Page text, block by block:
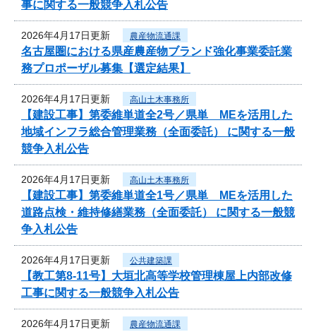
事に関する一般競争入札公告
2026年4月17日更新 農産物流通課
名古屋圏における県産農産物ブランド強化事業委託業
務プロポーザル募集【選定結果】
2026年4月17日更新 高山土木事務所
【建設工事】第委維単道全2号／県単 MEを活用した
地域インフラ総合管理業務（全面委託） に関する一般
競争入札公告
2026年4月17日更新 高山土木事務所
【建設工事】第委維単道全1号／県単 MEを活用した
道路点検・維持修繕業務（全面委託） に関する一般競
争入札公告
2026年4月17日更新 公共建築課
【教工第8-11号】大垣北高等学校管理棟屋上内部改修
工事に関する一般競争入札公告
2026年4月17日更新 農産物流通課